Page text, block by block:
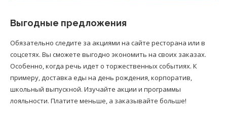
Выгодные предложения
Обязательно следите за акциями на сайте ресторана или в
соцсетях. Вы сможете выгодно экономить на своих заказах.
Особенно, когда речь идет о торжественных событиях. К
примеру, доставка еды на день рождения, корпоратив,
школьный выпускной. Изучайте акции и программы
лояльности. Платите меньше, а заказывайте больше!